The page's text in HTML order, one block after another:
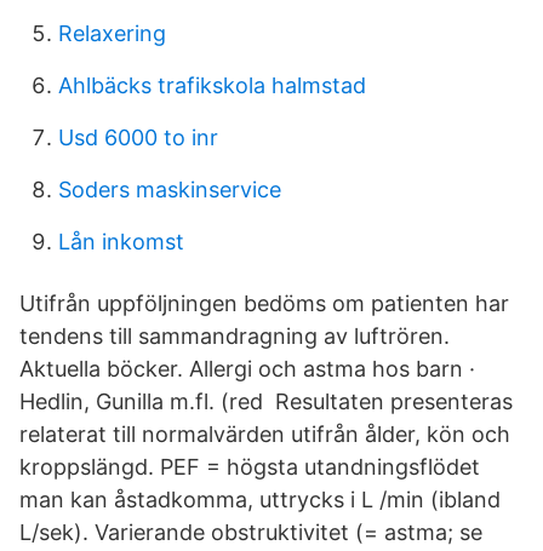
Relaxering
Ahlbäcks trafikskola halmstad
Usd 6000 to inr
Soders maskinservice
Lån inkomst
Utifrån uppföljningen bedöms om patienten har
tendens till sammandragning av luftrören.
Aktuella böcker. Allergi och astma hos barn ·
Hedlin, Gunilla m.fl. (red Resultaten presenteras
relaterat till normalvärden utifrån ålder, kön och
kroppslängd. PEF = högsta utandningsflödet
man kan åstadkomma, uttrycks i L /min (ibland
L/sek). Varierande obstruktivitet (= astma; se